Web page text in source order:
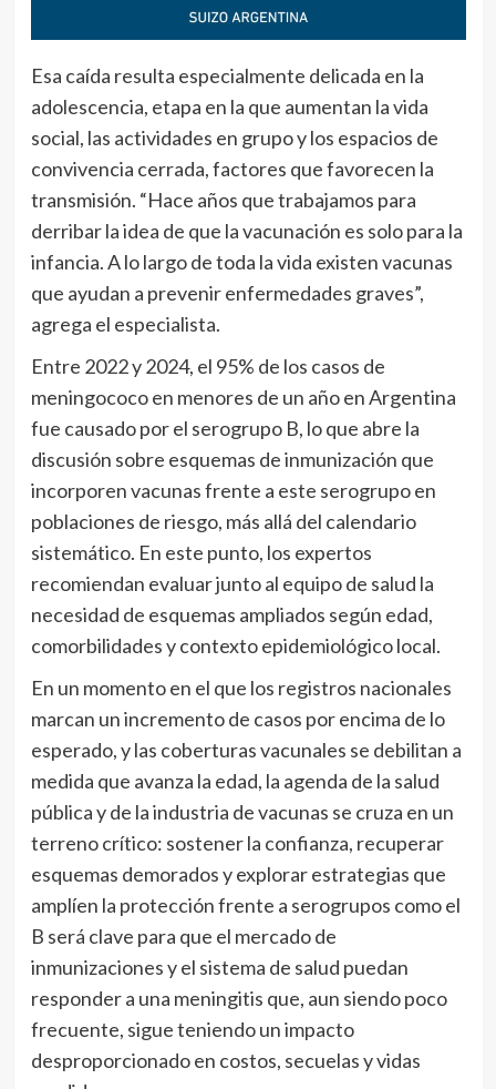
Esa caída resulta especialmente delicada en la
adolescencia, etapa en la que aumentan la vida
social, las actividades en grupo y los espacios de
convivencia cerrada, factores que favorecen la
transmisión. “Hace años que trabajamos para
derribar la idea de que la vacunación es solo para la
infancia. A lo largo de toda la vida existen vacunas
que ayudan a prevenir enfermedades graves”,
agrega el especialista.
Entre 2022 y 2024, el 95% de los casos de
meningococo en menores de un año en Argentina
fue causado por el serogrupo B, lo que abre la
discusión sobre esquemas de inmunización que
incorporen vacunas frente a este serogrupo en
poblaciones de riesgo, más allá del calendario
sistemático. En este punto, los expertos
recomiendan evaluar junto al equipo de salud la
necesidad de esquemas ampliados según edad,
comorbilidades y contexto epidemiológico local.
En un momento en el que los registros nacionales
marcan un incremento de casos por encima de lo
esperado, y las coberturas vacunales se debilitan a
medida que avanza la edad, la agenda de la salud
pública y de la industria de vacunas se cruza en un
terreno crítico: sostener la confianza, recuperar
esquemas demorados y explorar estrategias que
amplíen la protección frente a serogrupos como el
B será clave para que el mercado de
inmunizaciones y el sistema de salud puedan
responder a una meningitis que, aun siendo poco
frecuente, sigue teniendo un impacto
desproporcionado en costos, secuelas y vidas